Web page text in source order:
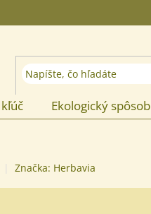
Ekologický spôsob
Značka: Herbavia